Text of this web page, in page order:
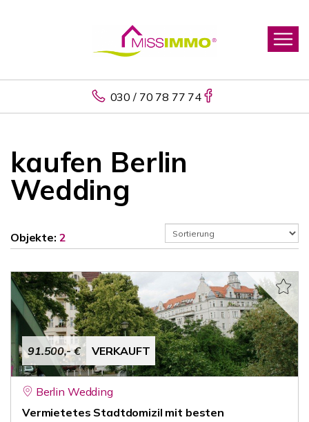
030 / 70 78 77 74
kaufen Berlin
Wedding
Objekte: 2
91.500,- € VERKAUFT
Berlin Wedding
Vermietetes Stadtdomizil mit besten